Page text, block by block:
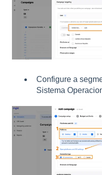
Configure a
Sistema